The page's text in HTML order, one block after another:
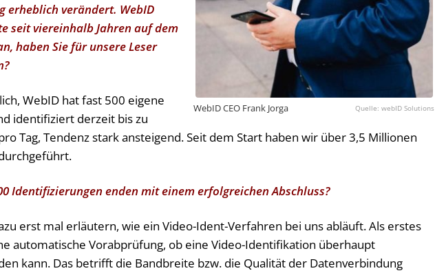
WebID CEO Frank Jorga webID Solutions
erheblich verändert. WebID
seit viereinhalb Jahren auf dem
haben Sie für unsere Leser
WebID hat fast 500 eigene
identifiziert derzeit bis zu
Tag, Tendenz stark ansteigend. Seit dem Start haben wir über 3,5 Millionen
Identifizierungen enden mit einem erfolgreichen Abschluss?
erst mal erläutern, wie ein Video-Ident-Verfahren bei uns abläuft. Als erstes
automatische Vorabprüfung, ob eine Video-Identifikation überhaupt
kann. Das betrifft die Bandbreite bzw. die Qualität der Datenverbindung